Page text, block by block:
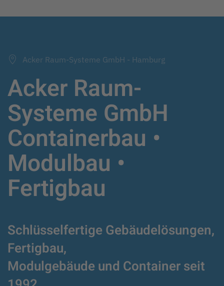
Acker Raum-Systeme GmbH - Hamburg
Acker Raum-
Systeme GmbH
Containerbau •
Modulbau •
Fertigbau
Schlüsselfertige Gebäudelösungen,
Fertigbau,
Modulgebäude und Containerseit